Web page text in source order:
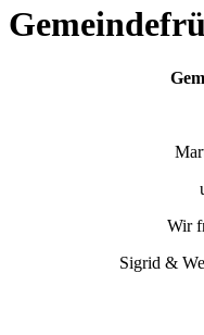
Wir
Sigrid &